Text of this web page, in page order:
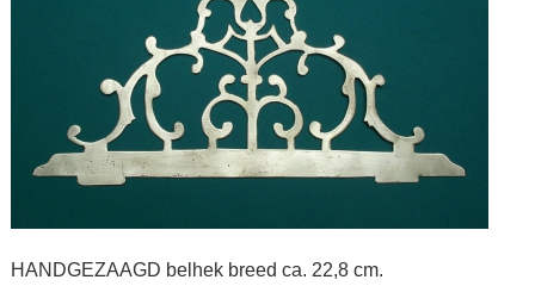
HANDGEZAAGD belhek breed ca. 22,8 cm.